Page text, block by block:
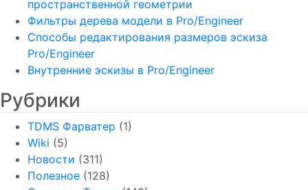
пространственной геометрии
Фильтры дерева модели в Pro/Engineer
Способы редактирования размеров эскиза
Pro/Engineer
Внутренние эскизы в Pro/Engineer
Рубрики
TDMS Фарватер (1)
Wiki (5)
Новости (311)
Полезное (128)